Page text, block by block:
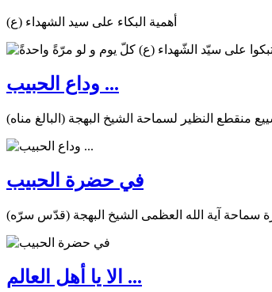
أهمية البكاء على سيد الشهداء (ع)
وداع الحبيب ...
منقطع النظير لسماحة الشيخ البهجة (البالغ مناه)
في حضرة الحبيب
سماحة آية الله العظمى الشيخ البهجة (قدّس سرّه)
الا يا أهل العالم ...